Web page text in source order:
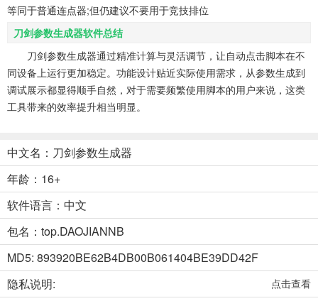
等同于普通连点器;但仍建议不要用于竞技排位
刀剑参数生成器软件总结
刀剑参数生成器通过精准计算与灵活调节，让自动点击脚本在不
同设备上运行更加稳定。功能设计贴近实际使用需求，从参数生成到
调试展示都显得顺手自然，对于需要频繁使用脚本的用户来说，这类
工具带来的效率提升相当明显。
中文名：刀剑参数生成器
年龄：16+
软件语言：中文
包名：top.DAOJIANNB
MD5: 893920BE62B4DB00B061404BE39DD42F
隐私说明:
点击查看